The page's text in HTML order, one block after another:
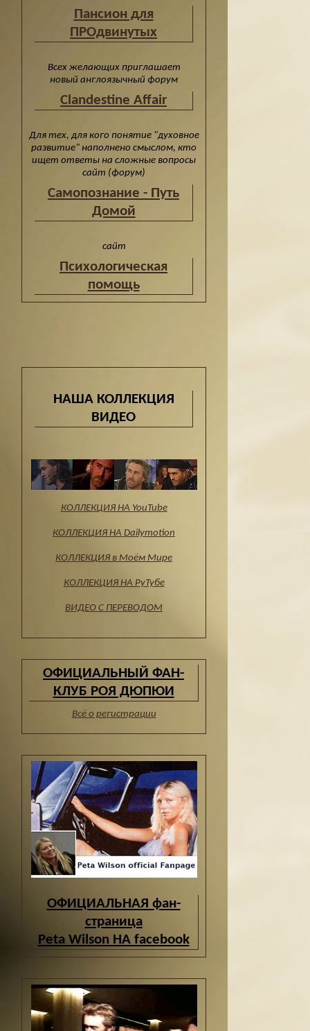
Пансион для
ПРОдвинутых
Всех желающих приглашает
новый англоязычный форум
Clandestine Affair
Для тех, для кого понятие "духовное
развитие" наполнено смыслом, кто
ищет ответы на сложные вопросы
сайт (форум)
Cамопознание - Путь
Домой
сайт
Психологическая
помощь
НАША КОЛЛЕКЦИЯ
ВИДЕО
КОЛЛЕКЦИЯ НА YouTube
КОЛЛЕКЦИЯ НА Dailymotion
КОЛЛЕКЦИЯ в Моём Мире
КОЛЛЕКЦИЯ НА РуТубе
ВИДЕО С ПЕРЕВОДОМ
ОФИЦИАЛЬНЫЙ ФАН-
КЛУБ РОЯ ДЮПЮИ
Всё о регистрации
ОФИЦИАЛЬНАЯ фан-
страница
Peta Wilson НА facebook